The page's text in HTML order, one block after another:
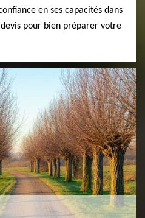
en ses capacités dans
pour bien préparer votre